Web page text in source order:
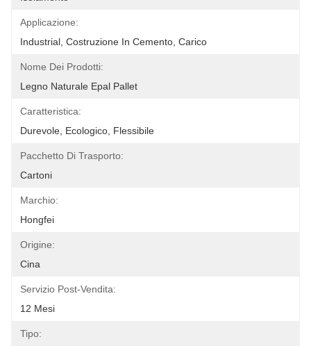
Applicazione:
Industrial, Costruzione In Cemento, Carico
Nome Dei Prodotti:
Legno Naturale Epal Pallet
Caratteristica:
Durevole, Ecologico, Flessibile
Pacchetto Di Trasporto:
Cartoni
Marchio:
Hongfei
Origine:
Cina
Servizio Post-Vendita:
12 Mesi
Tipo: